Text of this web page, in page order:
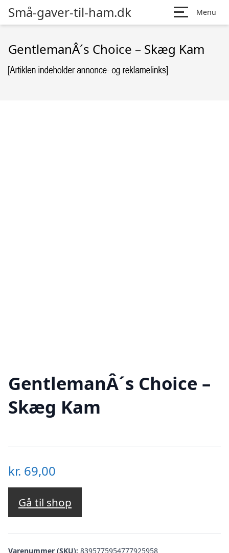
Små-gaver-til-ham.dk Menu
GentlemanÂ´s Choice – Skæg Kam
GentlemanÂ´s Choice –
Skæg Kam
kr. 69,00
Gå til shop
Varenummer (SKU): 8395775954777925958